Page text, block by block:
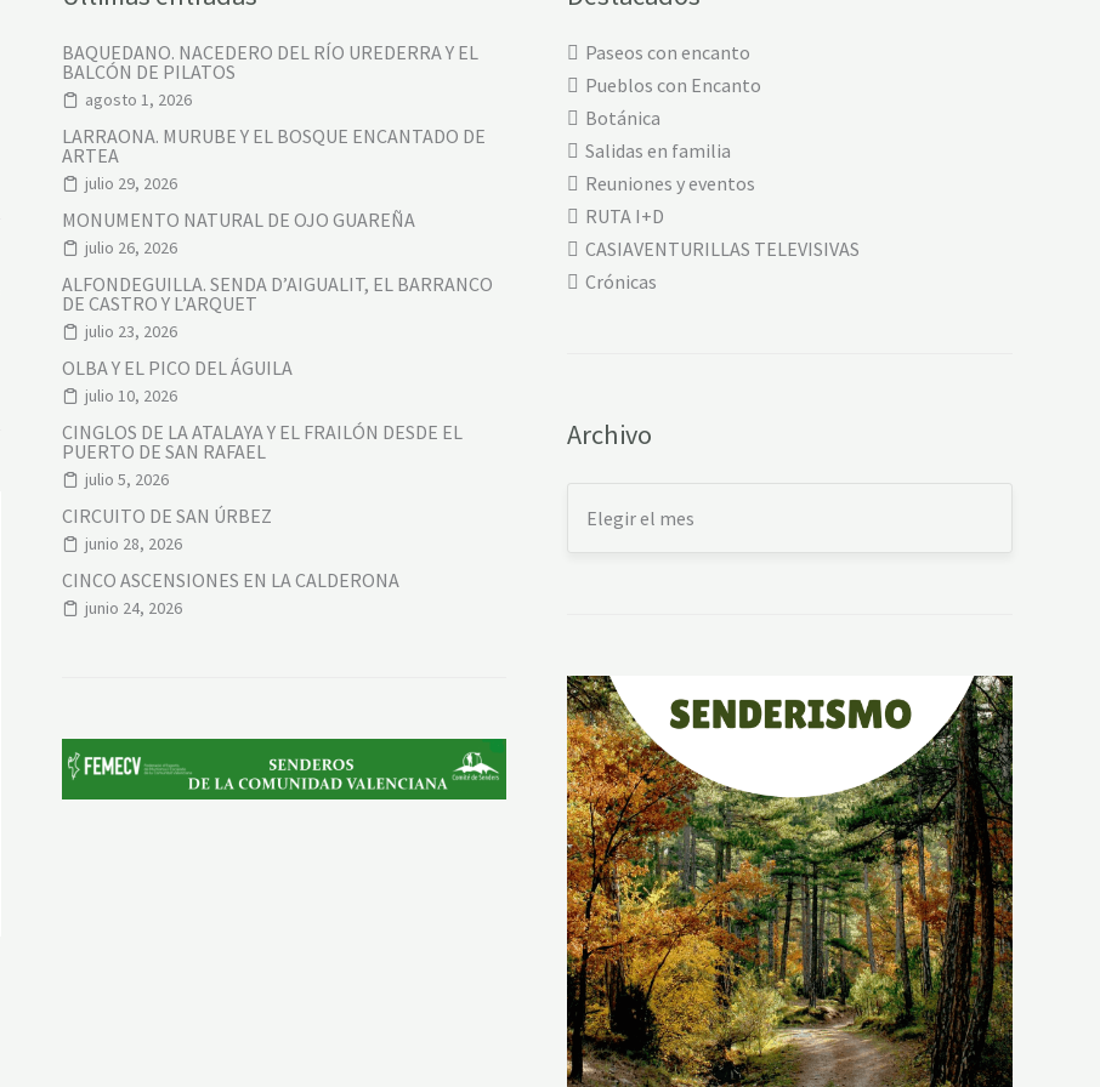
BAQUEDANO. NACEDERO DEL RÍO UREDERRA Y EL
BALCÓN DE PILATOS
agosto 1, 2026
LARRAONA. MURUBE Y EL BOSQUE ENCANTADO DE
ARTEA
julio 29, 2026
MONUMENTO NATURAL DE OJO GUAREÑA
julio 26, 2026
ALFONDEGUILLA. SENDA D’AIGUALIT, EL BARRANCO
DE CASTRO Y L’ARQUET
julio 23, 2026
OLBA Y EL PICO DEL ÁGUILA
julio 10, 2026
CINGLOS DE LA ATALAYA Y EL FRAILÓN DESDE EL
PUERTO DE SAN RAFAEL
julio 5, 2026
CIRCUITO DE SAN ÚRBEZ
junio 28, 2026
CINCO ASCENSIONES EN LA CALDERONA
junio 24, 2026
Paseos con encanto
Pueblos con Encanto
Botánica
Salidas en familia
Reuniones y eventos
RUTA I+D
CASIAVENTURILLAS TELEVISIVAS
Crónicas
Archivo